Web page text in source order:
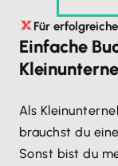
Für
Einfache
Als
brauchst du
Sonst bist du